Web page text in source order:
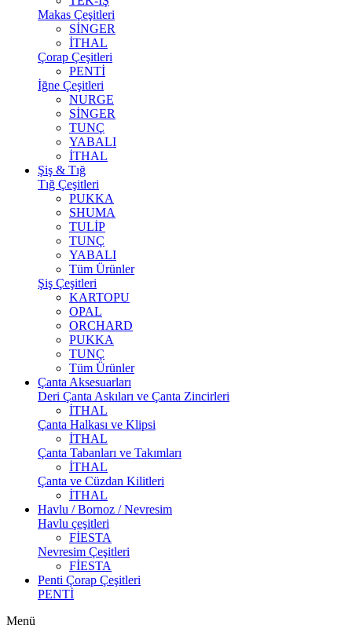
Makas Çeşitleri
SİNGER
İTHAL
Çorap Çeşitleri
PENTİ
İğne Çeşitleri
NURGE
SİNGER
TUNÇ
YABALI
İTHAL
Şiş & Tığ
Tığ Çeşitleri
PUKKA
SHUMA
TULİP
TUNÇ
YABALI
Tüm Ürünler
Şiş Çeşitleri
KARTOPU
OPAL
ORCHARD
PUKKA
TUNÇ
Tüm Ürünler
Çanta Aksesuarları
Deri Çanta Askıları ve Çanta Zincirleri
İTHAL
Çanta Halkası ve Klipsi
İTHAL
Çanta Tabanları ve Takımları
İTHAL
Çanta ve Cüzdan Kilitleri
İTHAL
Havlu / Bornoz / Nevresim
Havlu çeşitleri
FİESTA
Nevresim Çeşitleri
FİESTA
Penti Çorap Çeşitleri
PENTİ
Menü